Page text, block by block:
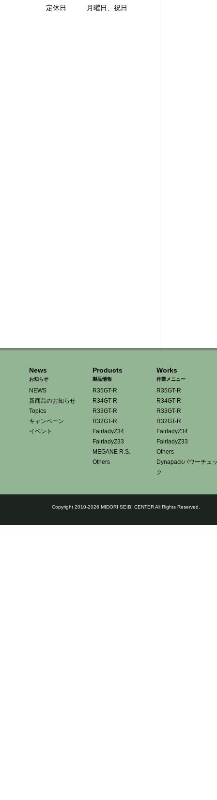
定休日 月曜日、祝日
News
お知らせ
NEWS
新商品のお知らせ
Topics
キャンペーン
イベント
Products
製品情報
R35GT-R
R34GT-R
R33GT-R
R32GT-R
FairladyZ34
FairladyZ33
MEGANE R.S.
Others
Works
作業メニュー
R35GT-R
R34GT-R
R33GT-R
R32GT-R
FairladyZ34
FairladyZ33
Others
Dynapackパワーチェ
ク
Copyright 2010-2026 MIDORI SEIBI CENTER All Rights Reserved.